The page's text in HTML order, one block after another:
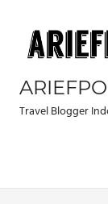
content
Travel Blogger